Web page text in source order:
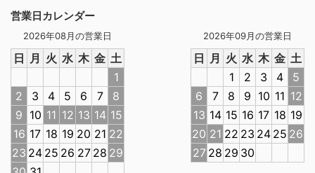
営業日カレンダー
2026年08月の営業日
日 月 火 水 木 金 土
1
2
3 4 5 6 7
8
9 10 11 12 13 14 15
16 17 18 19 20 21 22
23 24 25 26 27 28 29
2026年09月の営業日
日 月 火 水 木 金 土
1
2 3 4
5
6
7 8 9 10 11 12
13 14 15 16 17 18 19
20 21 22 23 24 25 26
27 28 29 30